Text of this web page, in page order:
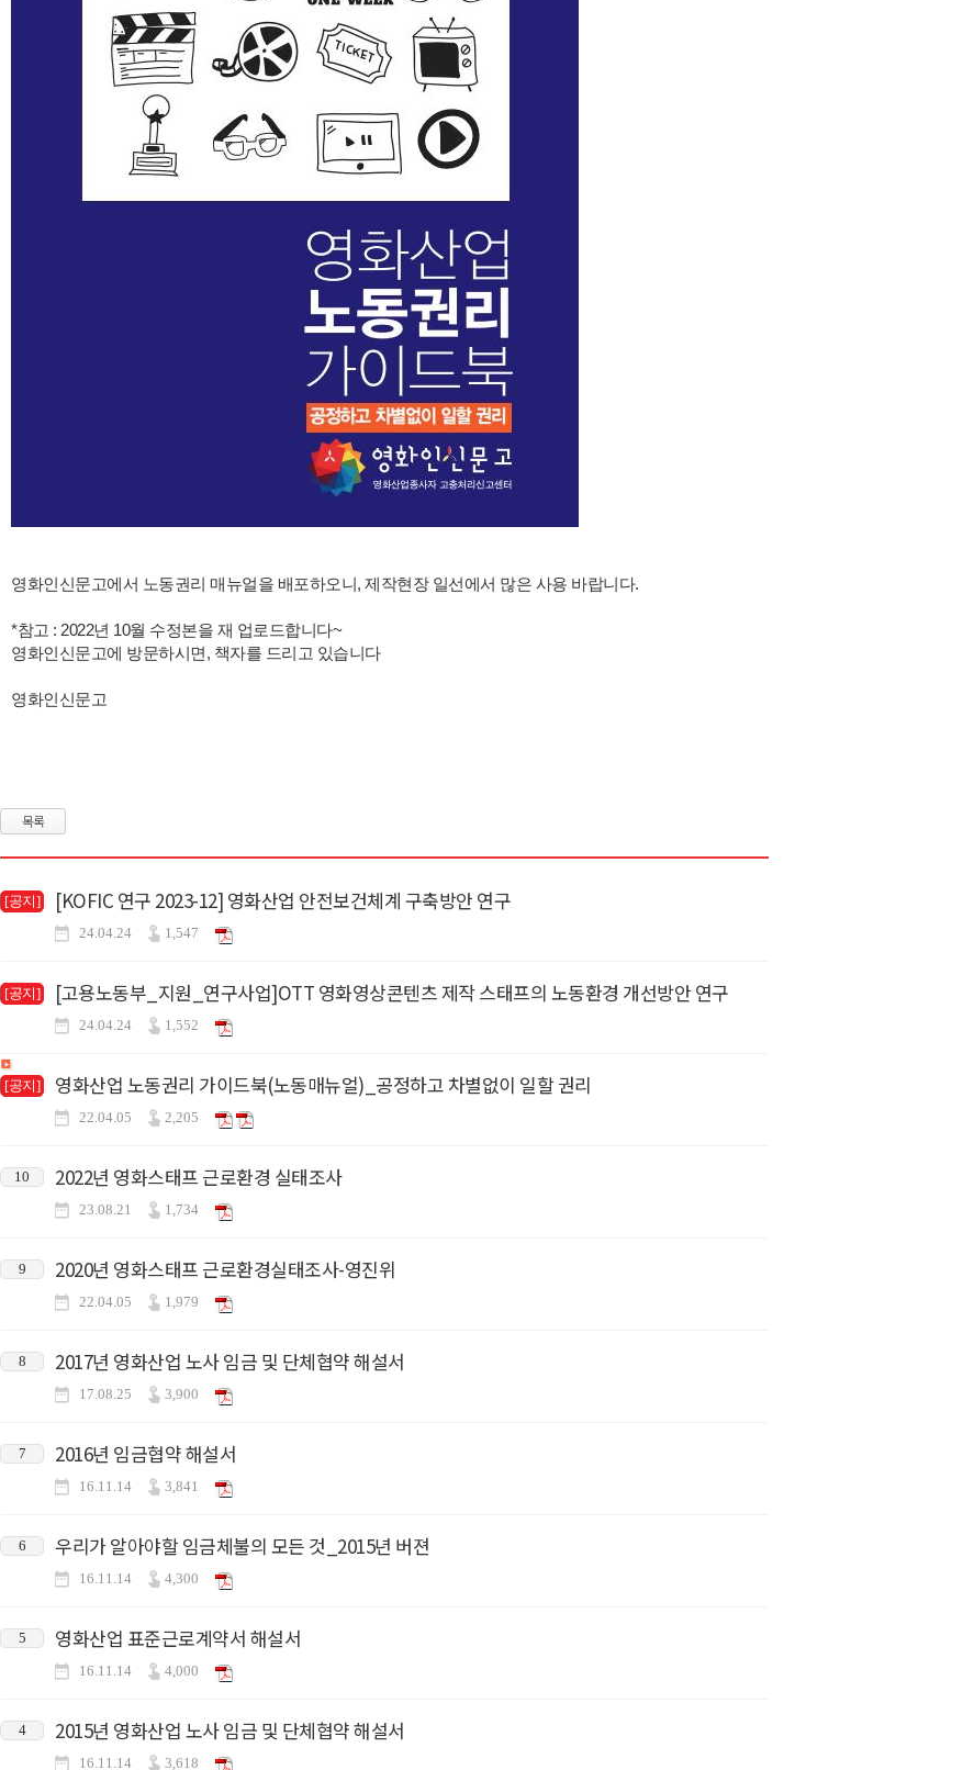
영화인신문고에서 노동권리 매뉴얼을 배포하오니, 제작현장 일선에서 많은 사용 바랍니다.
*참고 : 2022년 10월 수정본을 재 업로드합니다~
영화인신문고에 방문하시면, 책자를 드리고 있습니다
영화인신문고
목록
[공지] [KOFIC 연구 2023-12] 영화산업 안전보건체계 구축방안 연구
24.04.24 1,547
[공지] [고용노동부_지원_연구사업]OTT 영화영상콘텐츠 제작 스태프의 노동환경 개선방안 연구
24.04.24 1,552
[공지] 영화산업 노동권리 가이드북(노동매뉴얼)_공정하고 차별없이 일할 권리
22.04.05 2,205
10 2022년 영화스태프 근로환경 실태조사
23.08.21 1,734
9 2020년 영화스태프 근로환경실태조사-영진위
22.04.05 1,979
8 2017년 영화산업 노사 임금 및 단체협약 해설서
17.08.25 3,900
7 2016년 임금협약 해설서
16.11.14 3,841
6 우리가 알아야할 임금체불의 모든 것_2015년 버젼
16.11.14 4,300
5 영화산업 표준근로계약서 해설서
16.11.14 4,000
4 2015년 영화산업 노사 임금 및 단체협약 해설서
16.11.14 3,618